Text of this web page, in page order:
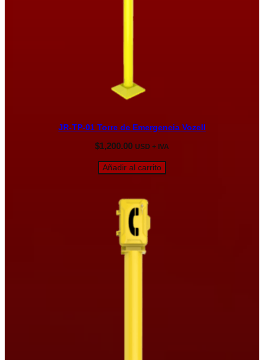
JR-TP-01 Torre de Emergencia Vozell
$1,200.00 USD + IVA
Añadir al carrito